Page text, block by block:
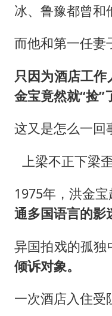
冰、鲁豫都曾和
而他和第一任妻
只因为酒店工
金宝竟然就“捡”
这又是怎么一回
上梁不正下梁
1975年，洪金
通多国语言的影
异国拍戏的孤独
倾诉对象。
一次酒店入住受